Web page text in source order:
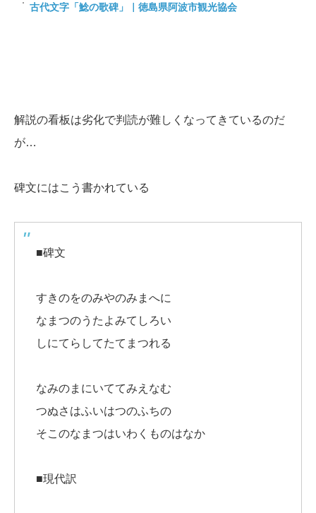
古代文字「鯰の歌碑」｜徳島県阿波市観光協会
解説の看板は劣化で判読が難しくなってきているのだ
が…
碑文にはこう書かれている
■碑文
すきのをのみやのみまへに
なまつのうたよみてしろい
しにてらしてたてまつれる
なみのまにいててみえなむ
つぬさはふいはつのふちの
そこのなまつはいわくものはなか
■現代訳